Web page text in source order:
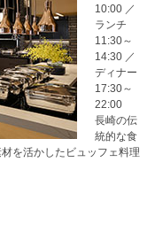
10:00 ／
ランチ
11:30～
14:30 ／
ディナー
17:30～
22:00
長崎の伝
統的な食
を活かしたビュッフェ料理